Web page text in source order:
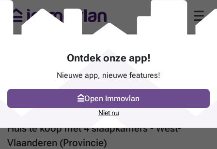
Huis te koop met 4 slaapkamers - West-
Vlaanderen (Provincie)
Ontdek onze app!
Nieuwe app, nieuwe features!
Open Immovlan
Niet nu